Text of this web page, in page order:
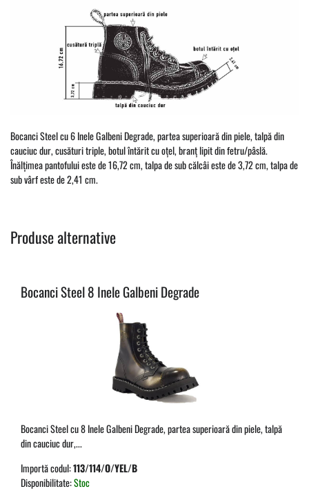
Bocanci Steel cu 6 Inele Galbeni Degrade, partea superioară din piele, talpă din
cauciuc dur, cusături triple, botul întărit cu oțel, branț lipit din fetru/pâslă.
Înălțimea pantofului este de 16,72 cm, talpa de sub călcâi este de 3,72 cm, talpa de
sub vârf este de 2,41 cm.
Produse alternative
Bocanci Steel 8 Inele Galbeni Degrade
Bocanci Steel cu 8 Inele Galbeni Degrade, partea superioară din piele, talpă
din cauciuc dur,...
Importă codul:113/114/O/YEL/B
Disponibilitate:Stoc